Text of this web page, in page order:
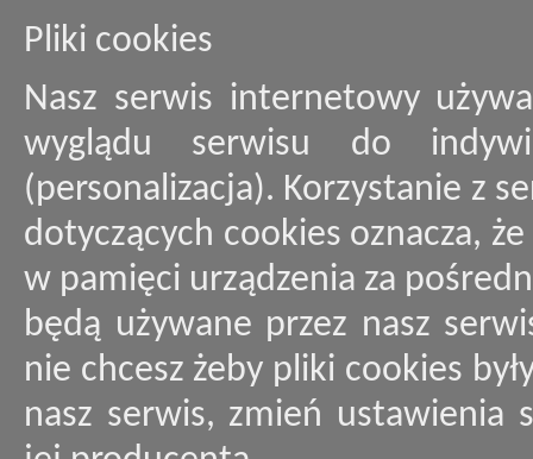
Pliki cookies
Nasz serwis internetowy
wyglądu serwisu do
(personalizacja). Korzystanie z
dotyczących cookies oznacza,
w pamięci urządzenia za
będą używane przez nasz
nie chcesz żeby pliki cookies
nasz serwis, zmień ustawienia